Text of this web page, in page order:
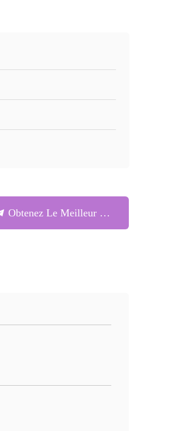
Obtenez Le Meilleur Prix